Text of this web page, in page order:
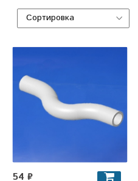
54 ₽